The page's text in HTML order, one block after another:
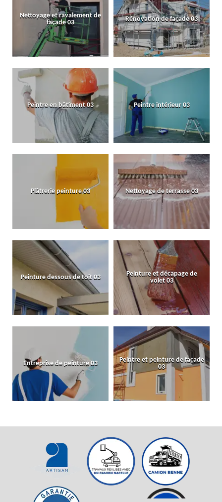
Nettoyage et ravalement de
façade 03
Rénovation de façade 03
Peintre en bâtiment 03 Peintre intérieur 03
Plâtrerie peinture 03 Nettoyage de terrasse 03
Peinture dessous de toit 03
Peinture et décapage de
volet 03
Entreprise de peinture 03
Peintre et peinture de façade
03